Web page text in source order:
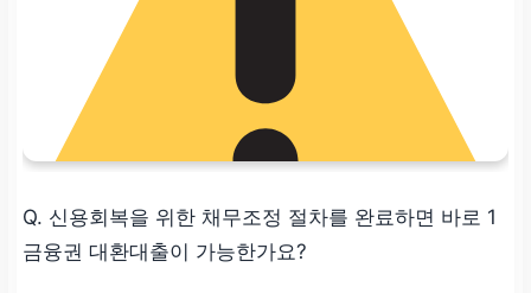
Q. 신용회복을 위한 채무조정 절차를 완료하면 바로 1
금융권 대환대출이 가능한가요?